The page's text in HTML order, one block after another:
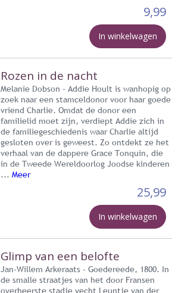
9,99
In winkelwagen
Rozen in de nacht
Melanie Dobson - Addie Hoult is wanhopig op
zoek naar een stamceldonor voor haar goede
vriend Charlie. Omdat de donor een
familielid moet zijn, verdiept Addie zich in
de familiegeschiedenis waar Charlie altijd
gesloten over is geweest. Zo ontdekt ze het
verhaal van de dappere Grace Tonquin, die
in de Tweede Wereldoorlog Joodse kinderen
... Meer
25,99
In winkelwagen
Glimp van een belofte
Jan-Willem Arkeraats - Goedereede, 1800. In
de smalle straatjes van het door Fransen
overheerste stadje vecht Leuntje van der